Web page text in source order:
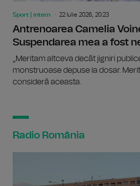
Sport | intern 22 Iulie 2026, 20:23
Antrenoarea Camelia
Suspendarea mea a fost
„Meritam altceva decât jigniri
monstruoase depuse la dosar.
consideră aceasta.
Radio România